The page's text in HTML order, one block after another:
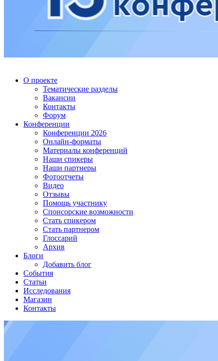
О проекте
Тематические разделы
Вакансии
Контакты
Форум
Конференции
Конференции 2026
Онлайн-форматы
Материалы конференций
Наши спикеры
Наши партнеры
Фотоотчеты
Видео
Отзывы
Помощь участнику
Спонсорские возможности
Стать спикером
Стать партнером
Глоссарий
Архив
Блоги
Добавить блог
События
Статьи
Исследования
Магазин
Контакты